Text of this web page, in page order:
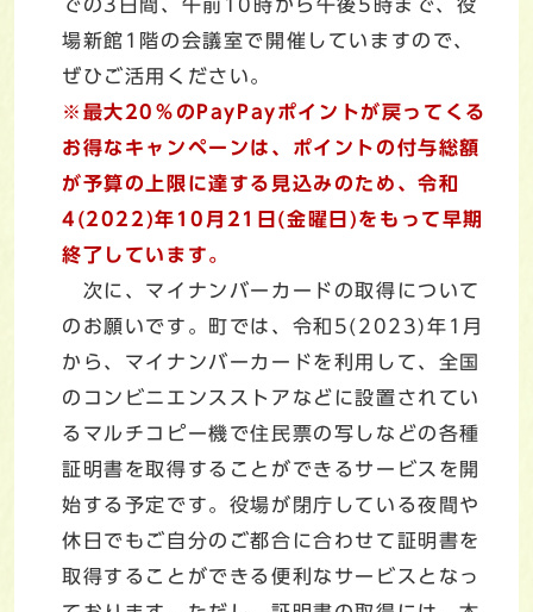
での3日間、午前10時から午後5時まで、役
場新館1階の会議室で開催していますので、
ぜひご活用ください。
※最大20％のPayPayポイントが戻ってくる
お得なキャンペーンは、ポイントの付与総額
が予算の上限に達する見込みのため、令和
4(2022)年10月21日(金曜日)をもって早期
終了しています。
次に、マイナンバーカードの取得について
のお願いです。町では、令和5(2023)年1月
から、マイナンバーカードを利用して、全国
のコンビニエンスストアなどに設置されてい
るマルチコピー機で住民票の写しなどの各種
証明書を取得することができるサービスを開
始する予定です。役場が閉庁している夜間や
休日でもご自分のご都合に合わせて証明書を
取得することができる便利なサービスとなっ